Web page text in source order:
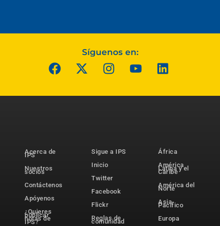
Síguenos en:
Acerca de
IPS
Nuestros
socios
Contáctenos
Apóyenos
¿Quieres
publicar
notas de
IPS?
Sigue a IPS
Inicio
Twitter
Facebook
Flickr
Reglas de
comunidad
África
América
Latina y el
Caribe
América del
Norte
Asia-
Pacífico
Europa